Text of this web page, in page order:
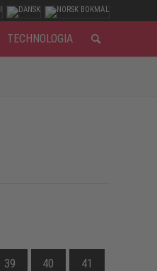
TECHNOLOGIA
39 40 41